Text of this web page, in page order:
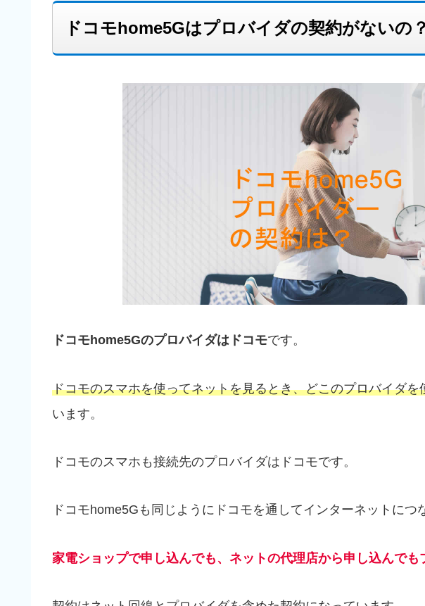
ドコモhome5Gはプロバイダの契約がないの？
ドコモhome5Gのプロバイダはドコモです。
ドコモのスマホを使ってネットを見るとき、どこのプロバイダ
います。
ドコモのスマホも接続先のプロバイダはドコモです。
ドコモhome5Gも同じようにドコモを通してインターネットにつ
家電ショップで申し込んでも、ネットの代理店から申し込んでも